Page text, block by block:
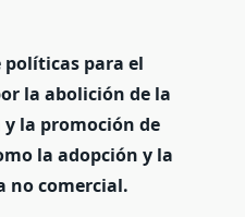
políticas para el
la abolición de la
la promoción de
la adopción y la
no comercial.